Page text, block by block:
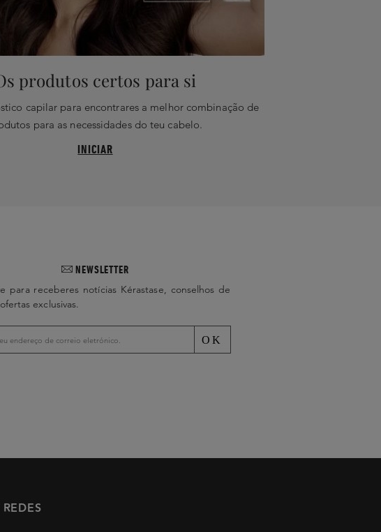
produtos certos para si
capilar para encontrares a melhor combinação de
para as necessidades do teu cabelo.
INICIAR
NEWSLETTER
para receberes notícias Kérastase, conselhos de
exclusivas.
OK